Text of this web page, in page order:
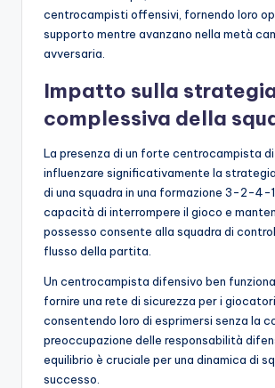
centrocampisti offensivi, fornendo loro
supporto mentre avanzano nella metà
avversaria.
Impatto sulla
complessiva della
La presenza di un forte centrocampista
influenzare significativamente la
di una squadra in una formazione 3-2-4-
capacità di interrompere il gioco e
possesso consente alla squadra di
flusso della partita.
Un centrocampista difensivo ben
fornire una rete di sicurezza per i
consentendo loro di esprimersi senza la
preoccupazione delle responsabilità
equilibrio è cruciale per una dinamica di
successo.